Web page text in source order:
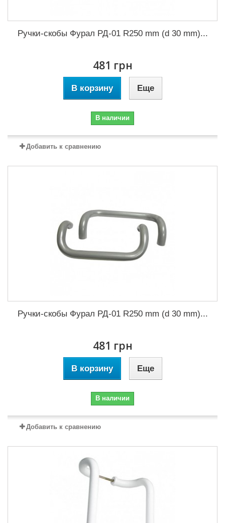
Ручки-скобы Фурал РД-01 R250 mm (d 30 mm)...
481 грн
В корзину Еще
В наличии
Добавить к сравнению
Ручки-скобы Фурал РД-01 R250 mm (d 30 mm)...
481 грн
В корзину Еще
В наличии
Добавить к сравнению